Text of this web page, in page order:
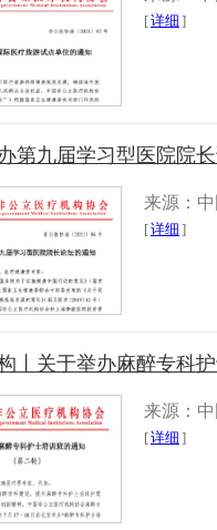
[详细 ]
第九届学习型医院院
来源：
[详细 ]
丨关于举办麻醉专科
来源：
[详细 ]